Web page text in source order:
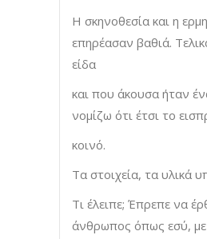
Η σκηνοθεσία και η
επηρέασαν βαθιά.
είδα
και που άκουσα ήταν
νομίζω ότι έτσι το
κοινό.
Τα στοιχεία, τα υλικά
Τι έλειπε; Έπρεπε να
άνθρωπος όπως εσύ, με